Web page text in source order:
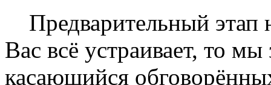
Предварительный этап
Вас всё устраивает, то
касающийся